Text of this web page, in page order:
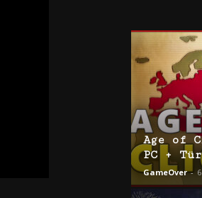
Age of
PC +
GameOver -